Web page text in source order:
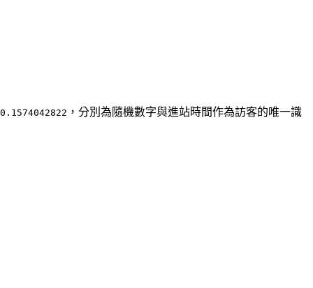
，分別為隨機數字與進站時間作為訪客的唯一識